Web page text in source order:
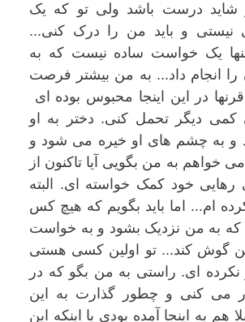
درست باشد ولی تو که یک
و باید من را درک کنی...
یک خواست ساده نیست که به
انجام داد... به من بیشتر فرصت
در این اینجا محبوس بوده ای
دیگر تحمل کنی. دختر به او
به چشم های او خیره می شود و
به من بگویی آیا تاکنون از
خود کمک خواسته ای. البته
ام... اما باید بگویم که هیچ کس
به من نزدیک بشود و به خواست
کند... تو اولین کسی هستی
ای. راستی به من بگو که در
کنی و چطور گذارت به این
به اینجا آمده بودی یا اینکه این